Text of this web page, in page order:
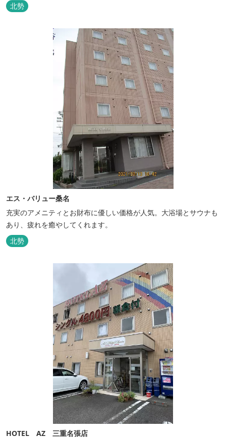
北勢
エス・バリュー桑名
充実のアメニティとお財布に優しい価格が人気。大浴場とサウナも
あり、疲れを癒やしてくれます。
北勢
HOTEL AZ 三重名張店